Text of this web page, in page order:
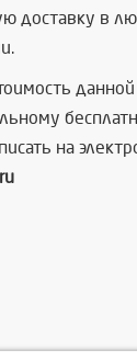
доставку в
на